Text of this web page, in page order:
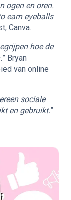
ogen en oren.
earn eyeballs
Canva.
hoe de
” Bryan
van online
sociale
en gebruikt.”